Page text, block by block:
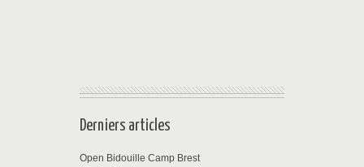
Derniers articles
Open Bidouille Camp Brest